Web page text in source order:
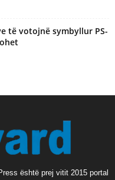
të votojnë symbyllur PS-
është prej vitit 2015 portal